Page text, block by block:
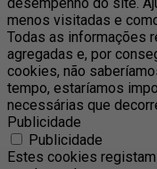
menos visitadas e
Todas as informações
agregadas e, por
cookies, não
tempo, estaríamos
necessárias que
Publicidade
Publicidade
Estes cookies